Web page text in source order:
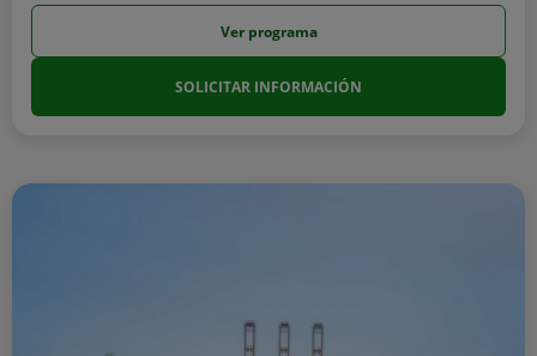
Ver programa
SOLICITAR INFORMACIÓN